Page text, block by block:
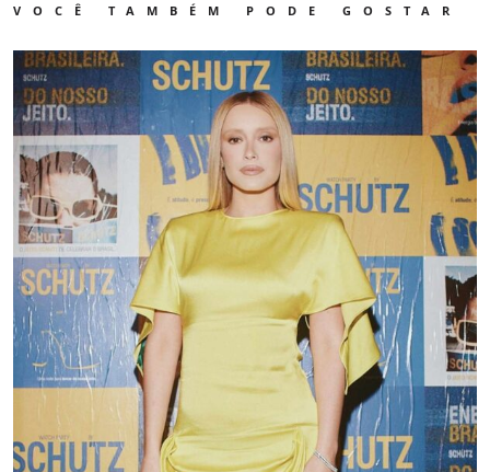
VOCÊ TAMBÉM PODE GOSTAR